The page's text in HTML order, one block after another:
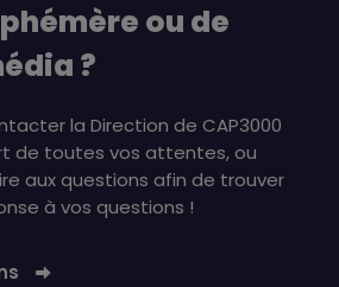
ou de
?
la Direction de CAP3000
de toutes vos attentes, ou
aux questions afin de trouver
à vos questions !